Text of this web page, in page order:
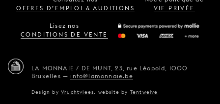
OFFRES D’EMPLOI & AUDITIONS
VIE PRIVÉE
Lisez nos
CONDITIONS DE VENTE
LA MONNAIE / DE MUNT, 23, rue Léopold, 1000
Bruxelles —info@lamonnaie.be
Design byVruchtvlees website by Tentwelve